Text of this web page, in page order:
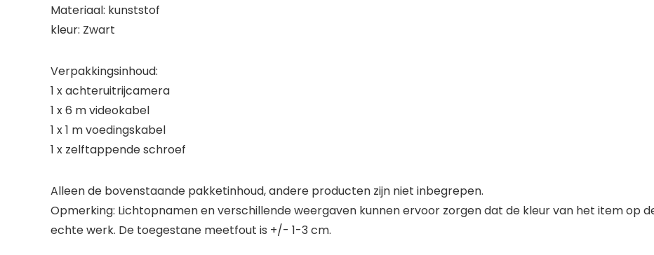
Materiaal: kunststof
kleur: Zwart
Verpakkingsinhoud:
1 x achteruitrijcamera
1 x 6 m videokabel
1 x 1 m voedingskabel
1 x zelftappende schroef
Alleen de bovenstaande pakketinhoud, andere producten zijn niet inbegrepen.
Opmerking: Lichtopnamen en verschillende weergaven kunnen ervoor zorgen dat de kleur van het item op
echte werk. De toegestane meetfout is +/- 1-3 cm.